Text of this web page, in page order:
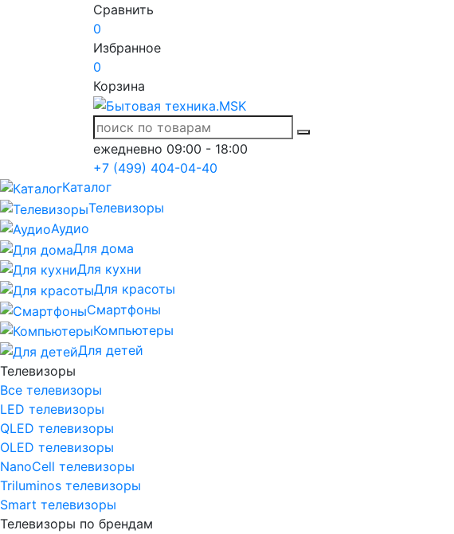
Сравнить
0
Избранное
0
Корзина
ежедневно 09:00 - 18:00
+7 (499) 404-04-40
Каталог
Телевизоры
Аудио
Для дома
Для кухни
Для красоты
Смартфоны
Компьютеры
Для детей
Телевизоры
Все телевизоры
LED телевизоры
QLED телевизоры
OLED телевизоры
NanoCell телевизоры
Triluminos телевизоры
Smart телевизоры
Телевизоры по брендам